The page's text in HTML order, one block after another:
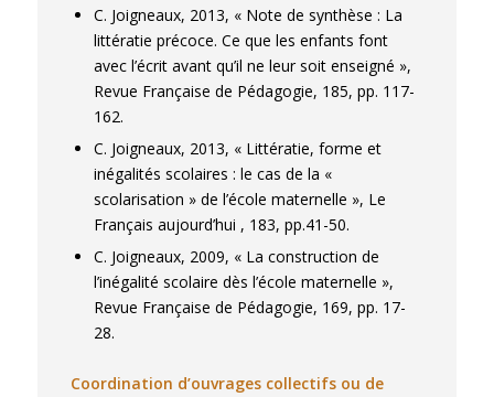
C. Joigneaux, 2013, « Note de synthèse : La
littératie précoce. Ce que les enfants font
avec l’écrit avant qu’il ne leur soit enseigné »,
Revue Française de Pédagogie, 185, pp. 117-
162.
C. Joigneaux, 2013, « Littératie, forme et
inégalités scolaires : le cas de la «
scolarisation » de l’école maternelle », Le
Français aujourd’hui , 183, pp.41-50.
C. Joigneaux, 2009, « La construction de
l’inégalité scolaire dès l’école maternelle »,
Revue Française de Pédagogie, 169, pp. 17-
28.
Coordination d’ouvrages collectifs ou de